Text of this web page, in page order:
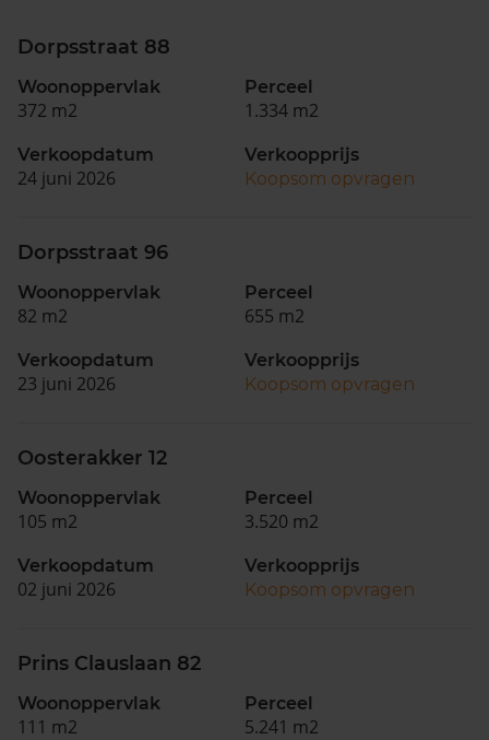
Dorpsstraat 88
Woonoppervlak
372 m2
Perceel
1.334 m2
Verkoopdatum
24 juni 2026
Verkoopprijs
Koopsom opvragen
Dorpsstraat 96
Woonoppervlak
82 m2
Perceel
655 m2
Verkoopdatum
23 juni 2026
Verkoopprijs
Koopsom opvragen
Oosterakker 12
Woonoppervlak
105 m2
Perceel
3.520 m2
Verkoopdatum
02 juni 2026
Verkoopprijs
Koopsom opvragen
Prins Clauslaan 82
Woonoppervlak
111 m2
Perceel
5.241 m2